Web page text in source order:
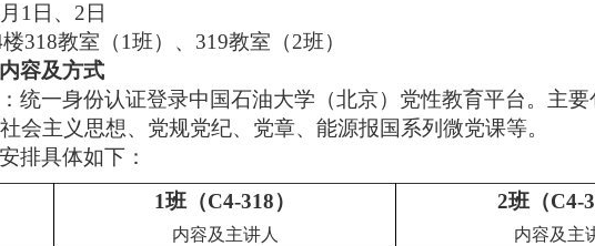
1日、2日
318教室（1班）、319教室（2班）
容及方式
统一身份认证登录中国石油大学（北京）党性教育平台。主
会主义思想、党规党纪、党章、能源报国系列微党课等。
排具体如下：
1班（C4-318）
内容及主讲人
2班（C4-
内容及主